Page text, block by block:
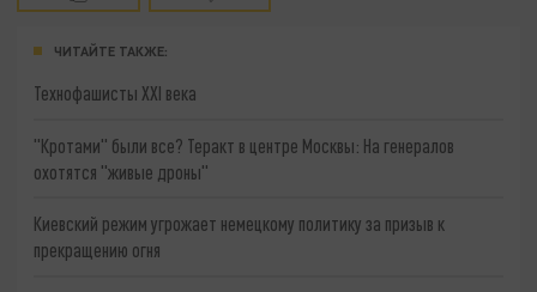
ЧИТАЙТЕ ТАКЖЕ:
Технофашисты XXI века
"Кротами" были все? Теракт в центре Москвы: На генералов
охотятся "живые дроны"
Киевский режим угрожает немецкому политику за призыв к
прекращению огня